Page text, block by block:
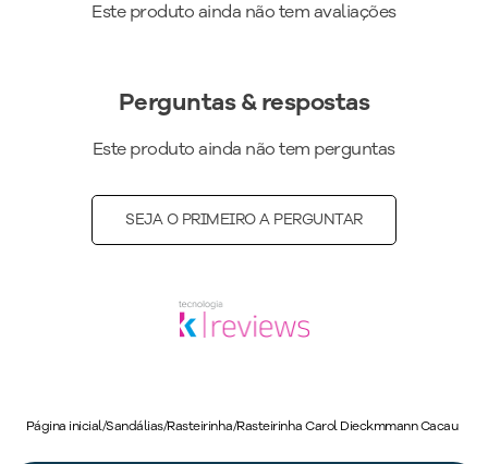
para acompanhar desde looks casuais até combinações mais
Medida do Salto (cm):1 cm
Este produto ainda não tem avaliações
Perguntas & respostas
Este produto ainda não tem perguntas
SEJA O PRIMEIRO A PERGUNTAR
Página inicial/Sandálias/Rasteirinha/Rasteirinha Carol Dieckmmann Cacau